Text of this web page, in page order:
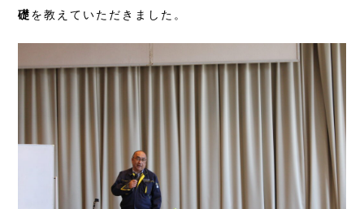
礎を教えていただきました。